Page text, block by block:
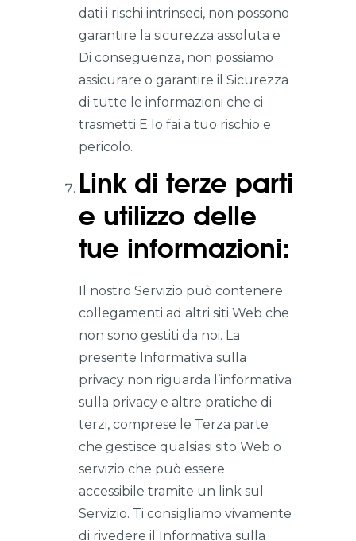
dati i rischi intrinseci, non possono
garantire la sicurezza assoluta e
Di conseguenza, non possiamo
assicurare o garantire il Sicurezza
di tutte le informazioni che ci
trasmetti E lo fai a tuo rischio e
pericolo.
Link di terze parti
e utilizzo delle
tue informazioni:
Il nostro Servizio può contenere
collegamenti ad altri siti Web che
non sono gestiti da noi. La
presente Informativa sulla
privacy non riguarda l’informativa
sulla privacy e altre pratiche di
terzi, comprese le Terza parte
che gestisce qualsiasi sito Web o
servizio che può essere
accessibile tramite un link sul
Servizio. Ti consigliamo vivamente
di rivedere il Informativa sulla